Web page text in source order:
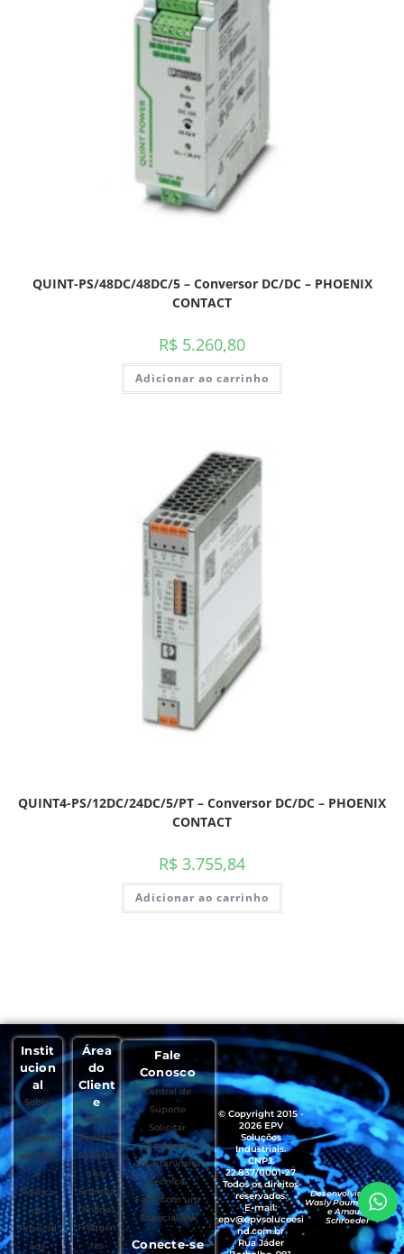
QUINT-PS/48DC/48DC/5 – Conversor DC/DC – PHOENIX
CONTACT
R$ 5.260,80
Adicionar ao carrinho
QUINT4-PS/12DC/24DC/5/PT – Conversor DC/DC – PHOENIX
CONTACT
R$ 3.755,84
Adicionar ao carrinho
Instit
ucion
al
Sobre
Nós
Sustent
abilidad
e
Política
de
Privacid
ade
Área
do
Client
e
Meus
Pedidos
Acompa
nhar
Entrega
Dúvidas
Frequen
tes
Fale
Conosco
Central de
Suporte
Solicitar
Orçamento
Solicitar Visita
Técnica
Falar com um
Especialista
Conecte-se
© Copyright 2015 -
2026 EPV
Soluções
Industriais.
CNPJ:
22.837/0001-27
Todos os direitos
reservados.
E-mail:
epv@epvsolucoesi
nd.com.br
Rua Jáder
Desenvolvido por
Wasly Paumgartten
e Amaury
Schroeder